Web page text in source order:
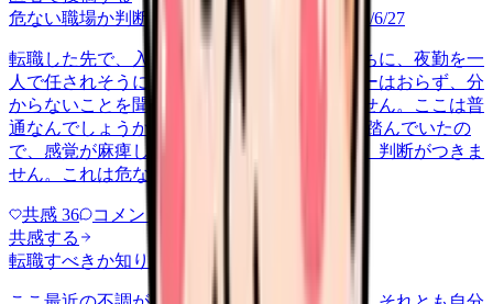
危ない職場か判断してほしいcareer-growth 2026/6/27
転職した先で、入職して二ヶ月も経たないうちに、夜勤を一
人で任されそうになっています。プリセプターはおらず、分
からないことを聞ける相手も日によっていません。ここは普
通なんでしょうか。 前の職場はもっと段階を踏んでいたの
で、感覚が麻痺しているのか自分が甘いのか、判断がつきま
せん。これは危ない環境なのか…
共感 36 コメント
共感する
転職すべきか知りたい